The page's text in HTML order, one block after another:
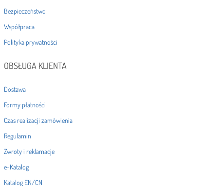
Bezpieczeństwo
Współpraca
Polityka prywatności
OBSŁUGA KLIENTA
Dostawa
Formy płatności
Czas realizacji zamówienia
Regulamin
Zwroty i reklamacje
e-Katalog
Katalog EN/CN